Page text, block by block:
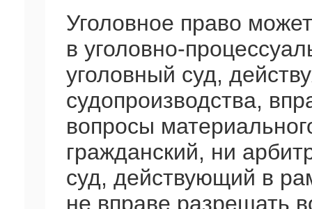
Уголовное право
в уголовно-
уголовный суд,
судопроизводства,
вопросы
гражданский, ни
суд, действующий в
не вправе разрешать